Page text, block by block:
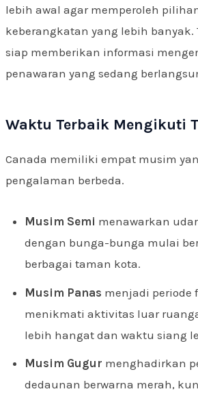
lebih awal agar memperoleh
keberangkatan yang lebih banyak.
siap memberikan informasi
penawaran yang sedang
Waktu Terbaik Mengikuti
Canada memiliki empat musim
pengalaman berbeda.
Musim Semi menawarkan
dengan bunga-bunga mulai
berbagai taman kota.
Musim Panas menjadi periode
menikmati aktivitas luar
lebih hangat dan waktu siang
Musim Gugur menghadirkan
dedaunan berwarna merah,